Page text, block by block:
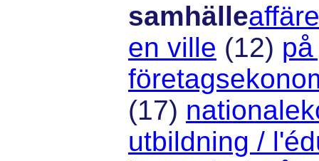
samhälle
en ville (12)
(17)
utbildning /